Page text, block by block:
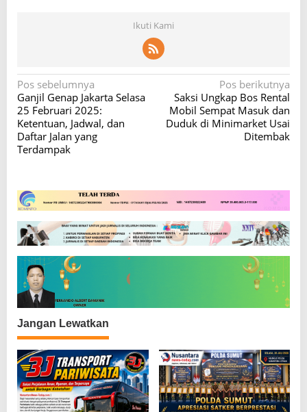
Ikuti Kami
N
a
v
i
s
i
p
o
s
Pos sebelumnya
Ganjil Genap Jakarta Selasa
25 Februari 2025:
Ketentuan, Jadwal, dan
Daftar Jalan yang
Terdampak
Pos berikutnya
Saksi Ungkap Bos Rental
Mobil Sempat Masuk dan
Duduk di Minimarket Usai
Ditembak
Jangan Lewatkan